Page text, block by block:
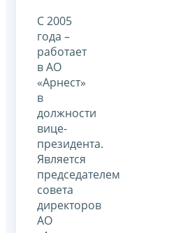
С 2005
года –
работает
в АО
«Арнест»
в
должности
вице-
президента.
Является
председателем
совета
директоров
АО